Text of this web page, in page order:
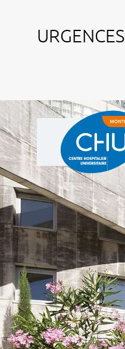
URGENCES